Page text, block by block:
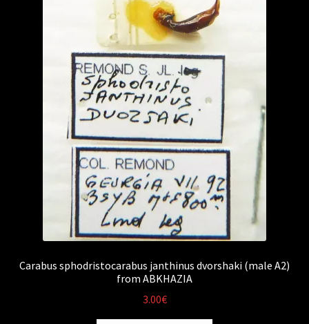
Carabus sphodristocarabus janthinus dvorshaki (male A2)
from ABKHAZIA
3.00€